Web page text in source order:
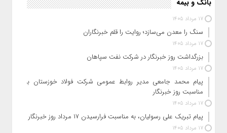
بانک و بیمه
17 مرداد 1405
سنگ را معدن می‌سازد؛ روایت را قلم خبرنگاران
17 مرداد 1405
بزرگداشت روز خبرنگار در شرکت نفت سپاهان
17 مرداد 1405
پیام محمد جامعی مدیر روابط عمومی شرکت فولاد خوزستان به
مناسبت روز خبرنگار
17 مرداد 1405
پیام تبریک علی رسولیان، به مناسبت فرارسیدن ۱۷ مرداد روز خبرنگار
17 مرداد 1405